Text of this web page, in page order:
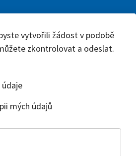
vytvořili žádost v podobě
zkontrolovat a odeslat.
mých údajů